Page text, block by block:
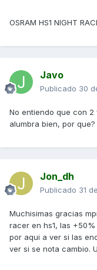
OSRAM HS1 NIGHT
Javo
Publicado 30
No entiendo que con
alumbra bien, por que?
Jon_dh
Publicado 31
Muchisimas gracias
racer en hs1, las
por aqui a ver si las
ver si se nota cambio.